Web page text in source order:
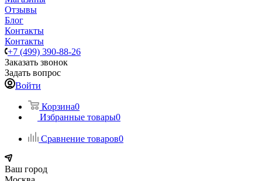
Отзывы
Блог
Контакты
Контакты
+7 (499) 390-88-26
Заказать звонок
Задать вопрос
Войти
Корзина0
Избранные товары0
Сравнение товаров0
Ваш город